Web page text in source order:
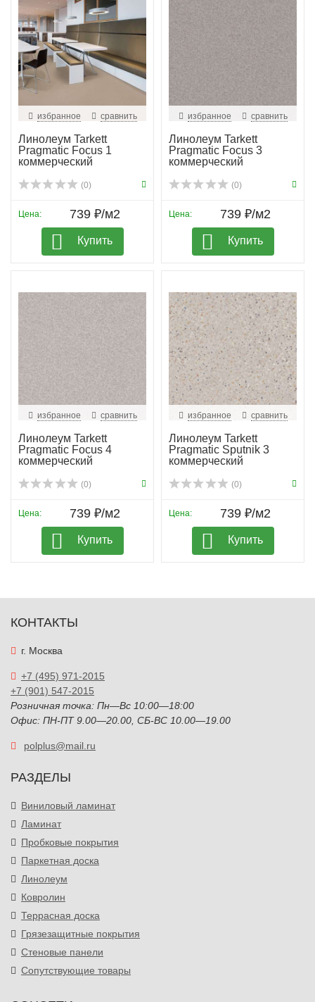
избранное сравнить
Линолеум Tarkett
Pragmatic Focus 1
коммерческий
(0)
Цена: 739 ₽/м2
Купить
избранное сравнить
Линолеум Tarkett
Pragmatic Focus 3
коммерческий
(0)
Цена: 739 ₽/м2
Купить
избранное сравнить
Линолеум Tarkett
Pragmatic Focus 4
коммерческий
(0)
Цена: 739 ₽/м2
Купить
избранное сравнить
Линолеум Tarkett
Pragmatic Sputnik 3
коммерческий
(0)
Цена: 739 ₽/м2
Купить
КОНТАКТЫ
г. Москва
+7 (495) 971-2015
+7 (901) 547-2015
Розничная точка: Пн—Вс 10:00—18:00
Офис: ПН-ПТ 9.00—20.00, СБ-ВС 10.00—19.00
polplus@mail.ru
РАЗДЕЛЫ
Виниловый ламинат
Ламинат
Пробковые покрытия
Паркетная доска
Линолеум
Ковролин
Террасная доска
Грязезащитные покрытия
Стеновые панели
Сопутствующие товары